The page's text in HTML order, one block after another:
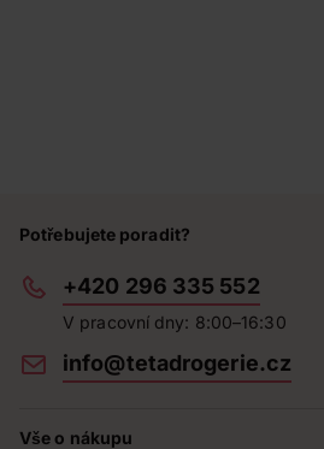
Potřebujete poradit?
+420 296 335 552
V pracovní dny: 8:00–16:30
info@tetadrogerie.cz
Vše o nákupu